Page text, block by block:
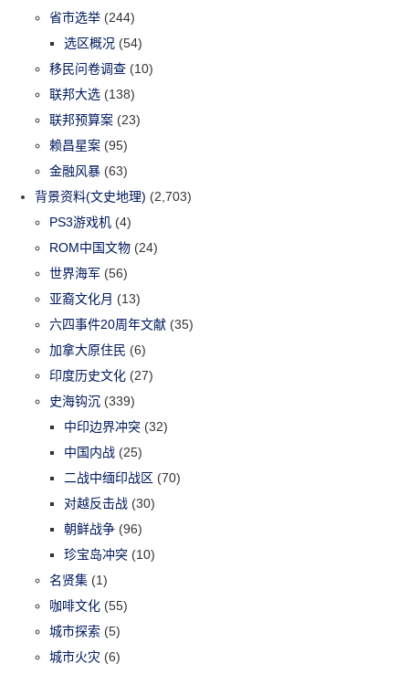
省市选举 (244)
选区概况 (54)
移民问卷调查 (10)
联邦大选 (138)
联邦预算案 (23)
赖昌星案 (95)
金融风暴 (63)
背景资料(文史地理) (2,703)
PS3游戏机 (4)
ROM中国文物 (24)
世界海军 (56)
亚裔文化月 (13)
六四事件20周年文献 (35)
加拿大原住民 (6)
印度历史文化 (27)
史海钩沉 (339)
中印边界冲突 (32)
中国内战 (25)
二战中缅印战区 (70)
对越反击战 (30)
朝鲜战争 (96)
珍宝岛冲突 (10)
名贤集 (1)
咖啡文化 (55)
城市探索 (5)
城市火灾 (6)